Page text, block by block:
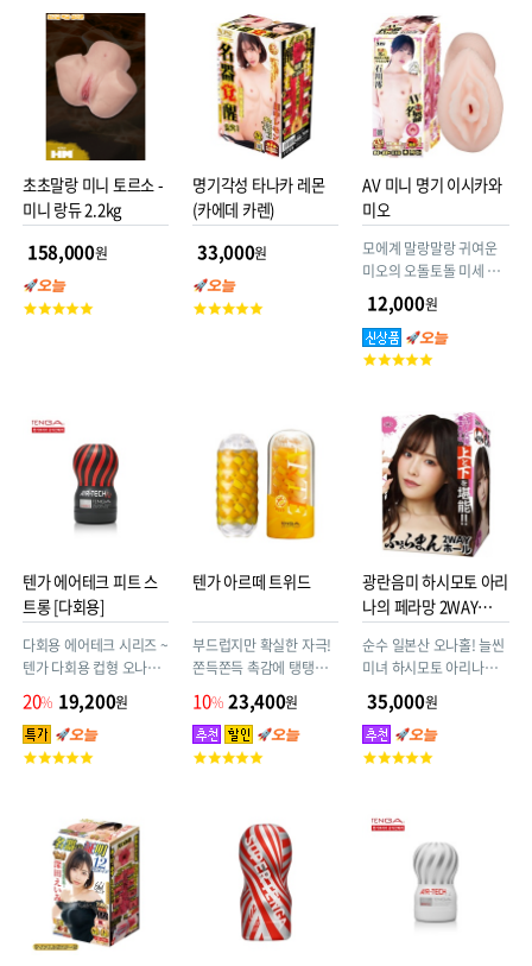
초초말랑 미니 토르소 -
미니 랑듀 2.2kg
158,000원
고
명기각성 타나카 레몬
(카에데 카렌)
33,000원
고
AV 미니 명기 이시카와
미오
모에계 말랑말랑 귀여운
미오의 오돌토돌 미세 주
름 질을 끈적하고 부드러
운 소재로 재현했더니 귀
두와 음경이 동시에 자극
되어 순식간에 가버린다!?
12,000원
고
텐가 에어테크 피트 스
트롱 [다회용]
다회용 에어테크 시리즈 ~
텐가 다회용 컵형 오나홀
ATF-001B (에어테크 핏)
~ 핏한 사이즈. 하드한 촉
감. 여러번 재사용 가능!
20% 19,200원
고
텐가 아르떼 트위드
부드럽지만 확실한 자극!
쫀득쫀득 촉감에 탱탱하
고 탄력있는 쾌감의 텐가
아르떼
10% 23,400원
고
광란음미 하시모토 아리
나의 페라망 2WAY
순수 일본산 오나홀! 늘씬
미녀 하시모토 아리나의
입과 질구를 번갈아 즐길
수 있는 투웨이홀! 광란음
미 AV여배우 하시모토 아
리나 페라망
35,000원
고
점